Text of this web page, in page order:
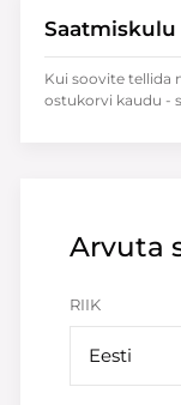
Arvuta
RIIK
Eesti
Saatmiskulu
Kui soovite tellida
ostukorvi kaudu -